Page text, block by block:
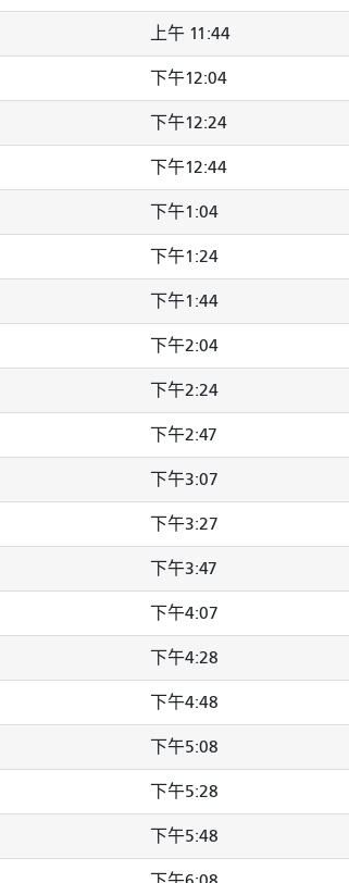
上午 11:44
下午12:04
下午12:24
下午12:44
下午1:04
下午1:24
下午1:44
下午2:04
下午2:24
下午2:47
下午3:07
下午3:27
下午3:47
下午4:07
下午4:28
下午4:48
下午5:08
下午5:28
下午5:48